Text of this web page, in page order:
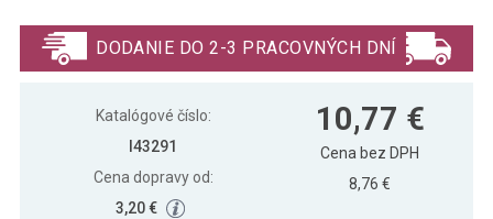
DODANIE DO 2-3 PRACOVNÝCH DNÍ
Katalógové číslo:
I43291
Cena dopravy od:
3,20 €
10,77 €
Cena bez DPH
8,76 €